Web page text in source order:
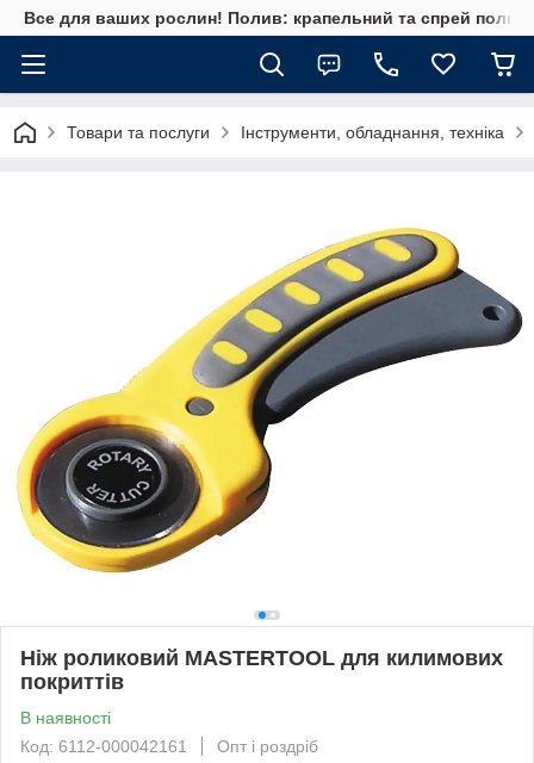
Все для ваших рослин! Полив: крапельний та спрей полив,
Товари та послуги Інструменти, обладнання, техніка
Ніж роликовий MASTERTOOL для килимових
покриттів
В наявності
Код: 6112-000042161
Опт і роздріб